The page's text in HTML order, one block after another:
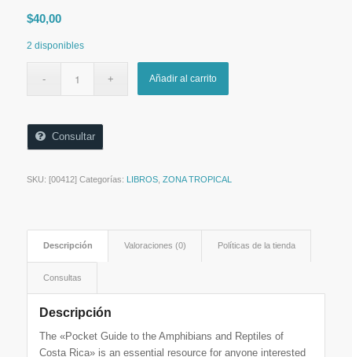
$40,00
2 disponibles
Añadir al carrito
Consultar
SKU: [00412] Categorías: LIBROS, ZONA TROPICAL
Descripción Valoraciones (0) Políticas de la tienda
Consultas
Descripción
The «Pocket Guide to the Amphibians and Reptiles of
Costa Rica» is an essential resource for anyone interested